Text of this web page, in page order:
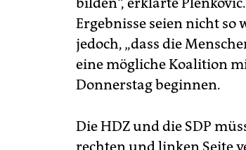
Ergebnisse seien nicht so
jedoch, „dass die
eine mögliche Koalition
Donnerstag beginnen.
Die HDZ und die SDP
rechten und linken Seite